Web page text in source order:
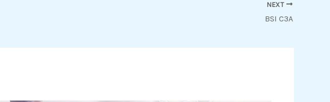
NEXT
BSI C3A